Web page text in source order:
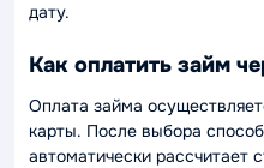
дату.
Как оплатить займ
Оплата займа
карты. После выбора
автоматически рассчитает